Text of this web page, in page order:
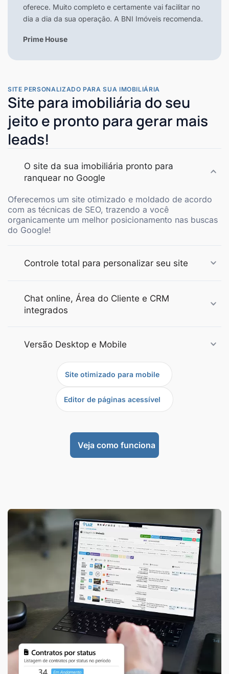
SITE PERSONALIZADO PARA SUA IMOBILIÁRIA
Site para imobiliária do seu
jeito e pronto para gerar mais
leads!
O site da sua imobiliária pronto para
ranquear no Google
Oferecemos um site otimizado e moldado de acordo
com as técnicas de SEO, trazendo a você
organicamente um melhor posicionamento nas buscas
do Google!
Controle total para personalizar seu site
Chat online, Área do Cliente e CRM
integrados
Versão Desktop e Mobile
Site otimizado para mobile
Editor de páginas acessível
Veja como funciona
oferece. Muito completo e certamente vai facilitar no
dia a dia da sua operação. A BNI Imóveis recomenda.
Prime House